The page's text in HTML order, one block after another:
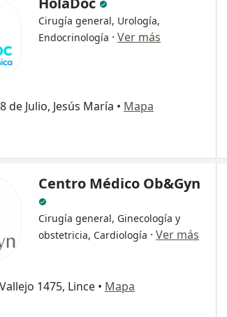
Cirugía general, Urología,
Endocrinología · Ver más
de Julio, Jesús María • Mapa
Centro Médico Ob&Gyn
Cirugía general, Ginecología y
obstetricia, Cardiología · Ver más
1475, Lince • Mapa